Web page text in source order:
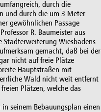
durch die
und durch die um 3 Meter
gewöhnlichen Passage
R. Baumeister aus
Stadterweiterung Wiesbadens
gemacht, daß bei der
nicht auf freie Plätze
Hauptstraßen mit
Wald nicht weit entfernt
Plätzen, welche das
seinem Bebauungsplan einen